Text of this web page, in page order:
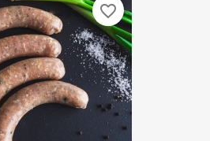
favorite_border